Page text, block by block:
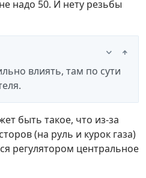
надо 50. И нету резьбы
влиять, там по сути
быть такое, что из-за
(на руль и курок газа)
регулятором центральное